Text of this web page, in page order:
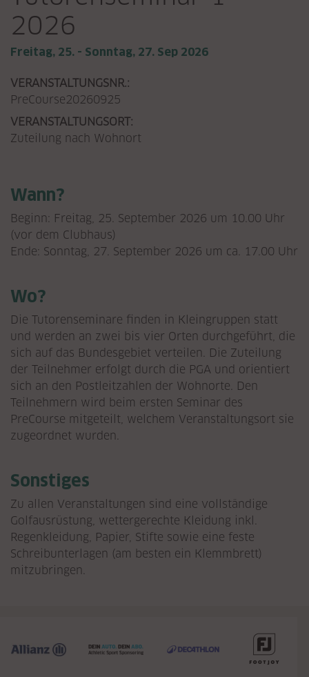
2026
Freitag, 25. - Sonntag, 27. Sep 2026
VERANSTALTUNGSNR.:
PreCourse20260925
VERANSTALTUNGSORT:
Zuteilung nach Wohnort
Wann?
Beginn: Freitag, 25. September 2026 um 10.00 Uhr
(vor dem Clubhaus)
Ende: Sonntag, 27. September 2026 um ca. 17.00 Uhr
Wo?
Die Tutorenseminare finden in Kleingruppen statt
und werden an zwei bis vier Orten durchgeführt, die
sich auf das Bundesgebiet verteilen. Die Zuteilung
der Teilnehmer erfolgt durch die PGA und orientiert
sich an den Postleitzahlen der Wohnorte. Den
Teilnehmern wird beim ersten Seminar des
PreCourse mitgeteilt, welchem Veranstaltungsort sie
zugeordnet wurden.
Sonstiges
Zu allen Veranstaltungen sind eine vollständige
Golfausrüstung, wettergerechte Kleidung inkl.
Regenkleidung, Papier, Stifte sowie eine feste
Schreibunterlagen (am besten ein Klemmbrett)
mitzubringen.